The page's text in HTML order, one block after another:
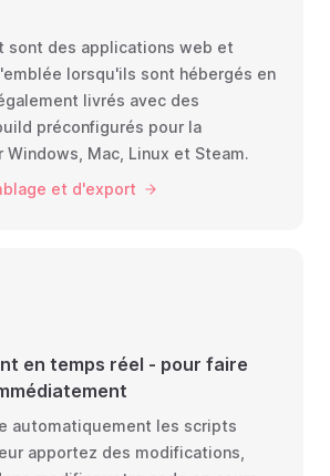
sont des applications web et
lorsqu'ils sont hébergés en
livrés avec des
préconfigurés pour la
Windows, Mac, Linux et Steam.
et d'export
en temps réel - pour faire
automatiquement les scripts
apportez des modifications,